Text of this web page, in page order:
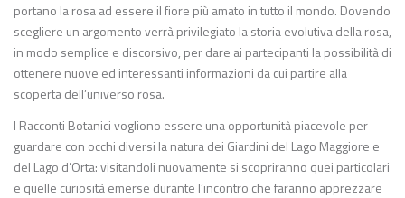
portano la rosa ad essere il fiore più amato in tutto il mondo. Dovendo
scegliere un argomento verrà privilegiato la storia evolutiva della rosa,
in modo semplice e discorsivo, per dare ai partecipanti la possibilità di
ottenere nuove ed interessanti informazioni da cui partire alla
scoperta dell’universo rosa.
I Racconti Botanici vogliono essere una opportunità piacevole per
guardare con occhi diversi la natura dei Giardini del Lago Maggiore e
del Lago d’Orta: visitandoli nuovamente si scopriranno quei particolari
e quelle curiosità emerse durante l’incontro che faranno apprezzare